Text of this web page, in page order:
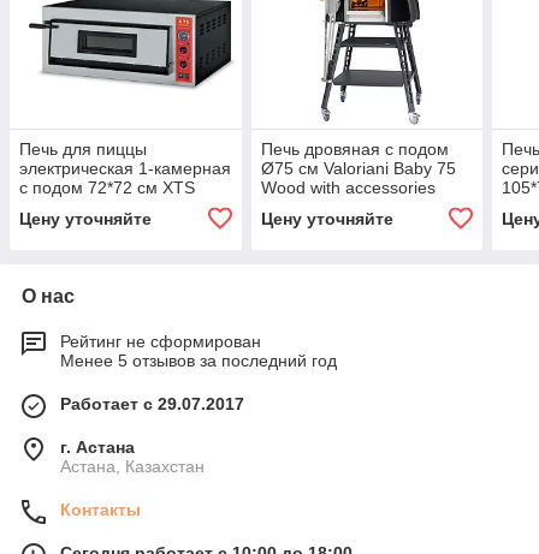
Печь для пиццы
электрическая 1-камерная
с подом 72*72 см XTS
Цену уточняйте
Печь дровяная с подом
Ø75 см Valoriani Baby 75
Wood with accessories
Цену уточняйте
О нас
Рейтинг не сформирован
Менее 5 отзывов за последний год
Работает с 29.07.2017
г. Астана
Астана, Казахстан
Контакты